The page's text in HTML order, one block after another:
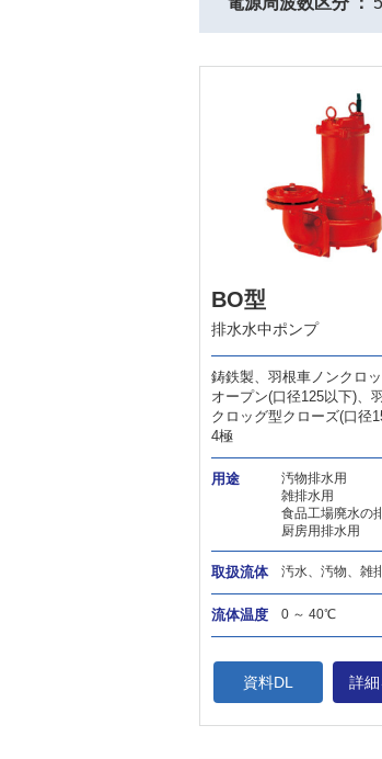
BO型
排水水中ポンプ
鋳鉄製、羽根車ノンクロ
オープン(口径125以下)、
クロッグ型クローズ(口径
4極
用途
汚物排水用
雑排水用
食品工場廃水の
厨房用排水用
取扱流体 汚水、汚物、雑
流体温度 0 ～ 40℃
資料DL 詳